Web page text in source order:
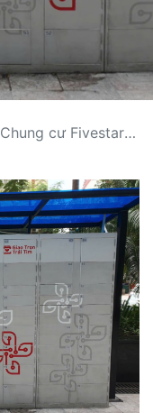
Chung cư Fivestar Garden - Sân G1